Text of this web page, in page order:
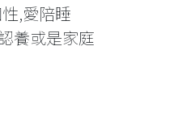
,愛陪睡
養或是家庭